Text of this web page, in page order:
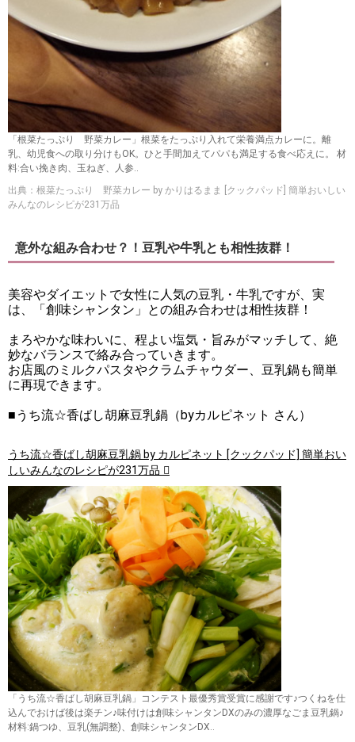
「根菜たっぷり 野菜カレー」根菜をたっぷり入れて栄養満点カレーに。離
乳、幼児食への取り分けもOK。ひと手間加えてパパも満足する食べ応えに。 材
料:合い挽き肉、玉ねぎ、人参..
出典：根菜たっぷり 野菜カレー by かりはるまま [クックパッド] 簡単おいしい
みんなのレシピが231万品
意外な組み合わせ？！豆乳や牛乳とも相性抜群！
美容やダイエットで女性に人気の豆乳・牛乳ですが、実
は、「創味シャンタン」との組み合わせは相性抜群！
まろやかな味わいに、程よい塩気・旨みがマッチして、絶
妙なバランスで絡み合っていきます。
お店風のミルクパスタやクラムチャウダー、豆乳鍋も簡単
に再現できます。
■うち流☆香ばし胡麻豆乳鍋（byカルピネット さん）
うち流☆香ばし胡麻豆乳鍋 by カルピネット [クックパッド] 簡単おい
しいみんなのレシピが231万品
「うち流☆香ばし胡麻豆乳鍋」コンテスト最優秀賞受賞に感謝です♪つくねを仕
込んでおけば後は楽チン♪味付けは創味シャンタンDXのみの濃厚なごま豆乳鍋♪
材料:鍋つゆ、豆乳(無調整)、創味シャンタンDX..